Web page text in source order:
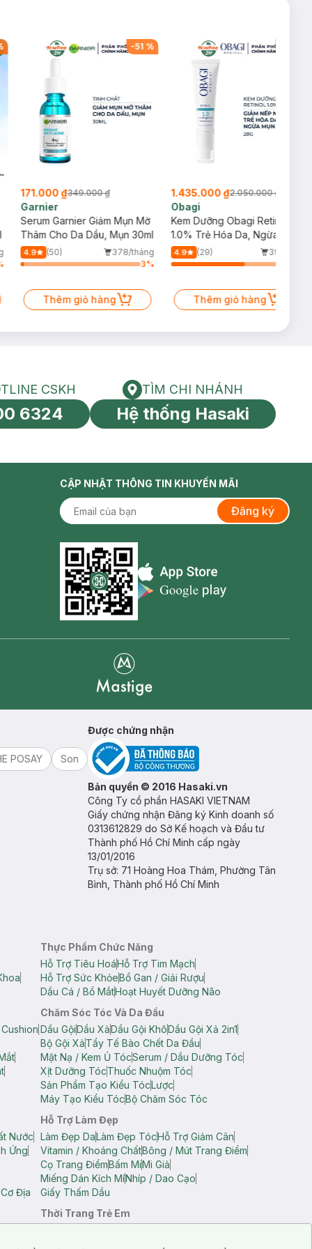
-51 %
171.000 ₫349.000 ₫
Garnier
Serum Garnier Giảm Mụn Mờ
Thâm Cho Da Dầu, Mụn 30ml
4.9 (50)
378/tháng
3%
Thêm giỏ hàng
1.435.000 ₫2.050.000 ₫
Obagi
Kem Dưỡng Obagi Retinol
1.0% Trẻ Hóa Da, Ngừa Mụn
28g
4.9 (29)
39/tháng
Thêm giỏ hàng
toàn cầu
HOTLINE CSKH
CSKH
6324
Tìm chi nhánh
TÌM CHI NHÁNH
Hệ thống Hasaki
CẬP NHẬT THÔNG TIN KHUYẾN MÃI
Đăng ký
Appstore icon
POSAY Son
Được chứng nhận
Bản quyền © 2016 Hasaki.vn
Công Ty cổ phần HASAKI VIETNAM
Giấy chứng nhận Đăng ký Kinh doanh số
0313612829 do Sở Kế hoạch và Đầu tư
Thành phố Hồ Chí Minh cấp ngày
13/01/2016
Trụ sở: 71 Hoàng Hoa Thám, Phường Tân
Bình, Thành phố Hồ Chí Minh
Thực Phẩm Chức Năng
Hỗ Trợ Tiêu HoáHỗ Trợ Tim Mạch
Hỗ Trợ Sức KhỏeBổ Gan / Giải Rượu
Dầu Cá / Bổ MắtHoạt Huyết Dưỡng Não
Chăm Sóc Tóc Và Da Đầu
Dầu GộiDầu XảDầu Gội KhôDầu Gội Xả 2in1
Bộ Gội XảTẩy Tế Bào Chết Da Đầu
Mặt Nạ / Kem Ủ TócSerum / Dầu Dưỡng Tóc
Xịt Dưỡng TócThuốc Nhuộm Tóc
Sản Phẩm Tạo Kiểu TócLược
Máy Tạo Kiểu TócBộ Chăm Sóc Tóc
Nước
Ứng
Địa
Hỗ Trợ Làm Đẹp
Làm Đẹp DaLàm Đẹp TócHỗ Trợ Giảm Cân
Vitamin / Khoáng ChấtBông / Mút Trang Điểm
Cọ Trang ĐiểmBấm MiMi Giả
Miếng Dán Kích MíNhíp / Dao Cạo
Giấy Thấm Dầu
Thời Trang Trẻ Em